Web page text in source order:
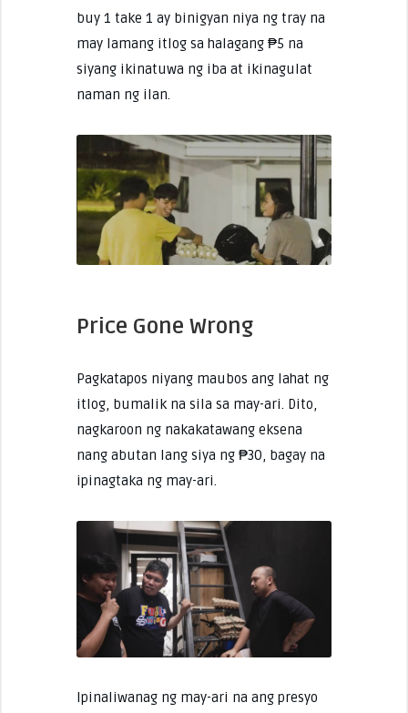
buy 1 take 1 ay binigyan niya ng tray na
may lamang itlog sa halagang ₱5 na
siyang ikinatuwa ng iba at ikinagulat
naman ng ilan.
Price Gone Wrong
Pagkatapos niyang maubos ang lahat ng
itlog, bumalik na sila sa may-ari. Dito,
nagkaroon ng nakakatawang eksena
nang abutan lang siya ng ₱30, bagay na
ipinagtaka ng may-ari.
Ipinaliwanag ng may-ari na ang presyo